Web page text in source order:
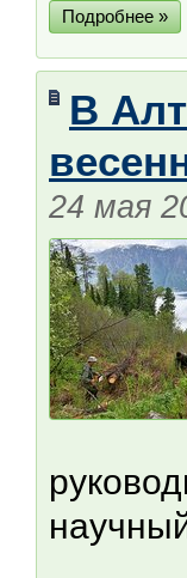
Подробнее »
В
24 мая